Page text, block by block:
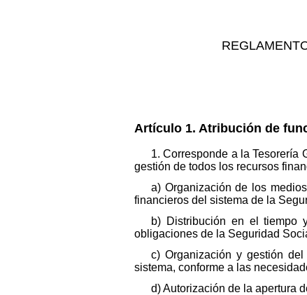
Artículo 1. Atribución de
1. Corresponde a la Tesorería
gestión de todos los recursos
a) Organización de los
financieros del sistema de la
b) Distribución en el tiempo
obligaciones de la Seguridad
c) Organización y gestión
sistema, conforme a las
d) Autorización de la apertura